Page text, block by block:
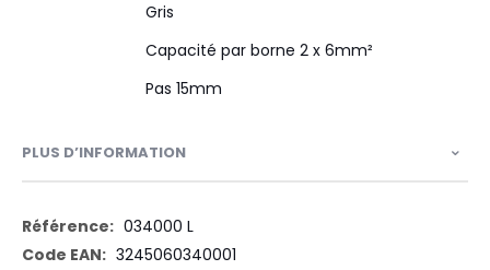
Gris
Capacité par borne 2 x 6mm²
Pas 15mm
PLUS D’INFORMATION
Plus
d’information
034000 L
3245060340001